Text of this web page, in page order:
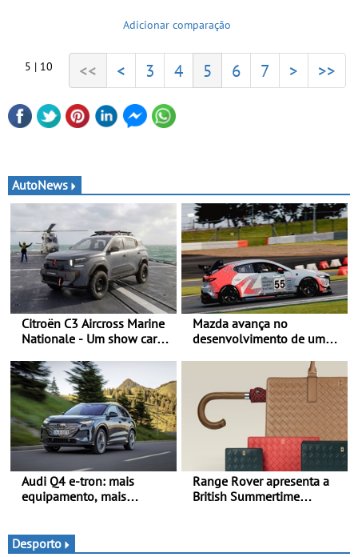
Adicionar comparação
5 | 10 << < 3 4 5 6 7 > >>
AutoNews
Citroën C3 Aircross Marine
Nationale - Um show car
anos de compromisso e
inovação
Mazda avança no
desenvolvimento de um
Demonstração com sucesso
do armazenamento de CO₂
em testes da Super Taikyu
Series
Audi Q4 e-tron: mais
equipamento, mais
Até 740 quilómetros de
Range Rover apresenta a
British Summertime
Desporto